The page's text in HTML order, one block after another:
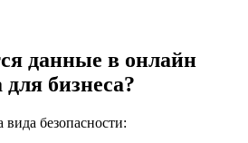
данные в онлайн
бизнеса?
безопасности: